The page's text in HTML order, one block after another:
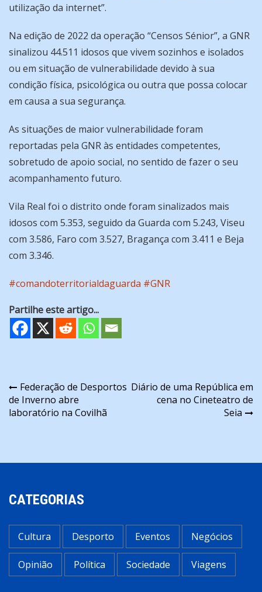
utilização da internet”.
Na edição de 2022 da operação “Censos Sénior”, a GNR
sinalizou 44.511 idosos que vivem sozinhos e isolados
ou em situação de vulnerabilidade devido à sua
condição física, psicológica ou outra que possa colocar
em causa a sua segurança.
As situações de maior vulnerabilidade foram
reportadas pela GNR às entidades competentes,
sobretudo de apoio social, no sentido de fazer o seu
acompanhamento futuro.
Vila Real foi o distrito onde foram sinalizados mais
idosos com 5.353, seguido da Guarda com 5.243, Viseu
com 3.586, Faro com 3.527, Bragança com 3.411 e Beja
com 3.346.
#comandoterritorialdaguarda #GNR
Partilhe este artigo...
Navegação
de
Federação de Desportos
de Inverno abre
laboratório na Covilhã
Diário de uma República em
cena no Cineteatro de
Seia
CATEGORIAS
Cultura Desporto Eventos Negócios
Opinião Política Sociedade Viagens